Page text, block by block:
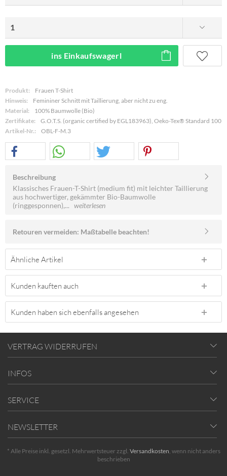
ins Einkaufswagerl
Produkt:
Frauen T-Shirt
Hinweis:
Femininer Schnitt mit Taillierung, aber nicht zu eng.
Material:
100% Baumwolle (Bio)
Zertifikate:
G.O.T.S. (organic certified by EGL183963), Oeko-Tex® Standard 100
Artikel-Nr.:
OBL-F-M.3
Beschreibung
Klassisches Frauen-T-Shirt (medium fit) mit leichter Taillierung
aus hochwertiger, gekämmter Bio-Baumwolle
(ringgesponnen),... weiterlesen
Retouren vermeiden: Maßtabelle beachten!
Ähnliche Artikel
Kunden kauften auch
Kunden haben sich ebenfalls angesehen
VERTRAG WIDERRUFEN
INFOS
SERVICE
NEWSLETTER
* Alle Preise inkl. gesetzl. Mehrwertsteuer zzgl. Versandkosten, wenn nicht anders
beschrieben